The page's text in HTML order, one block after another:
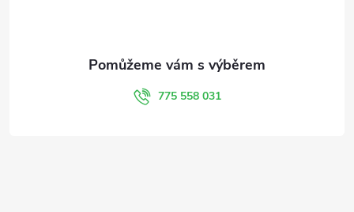
775 558 031